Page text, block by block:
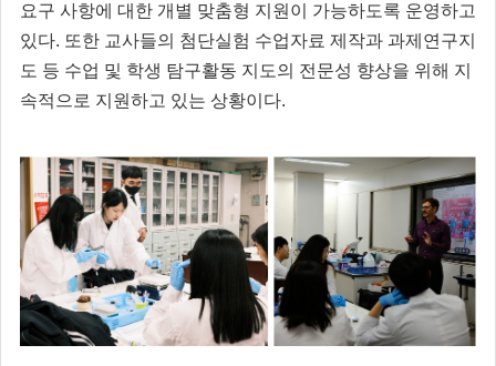
요구 사항에 대한 개별 맞춤형 지원이 가능하도록 운영하고
있다. 또한 교사들의 첨단실험 수업자료 제작과 과제연구지
도 등 수업 및 학생 탐구활동 지도의 전문성 향상을 위해 지
속적으로 지원하고 있는 상황이다.